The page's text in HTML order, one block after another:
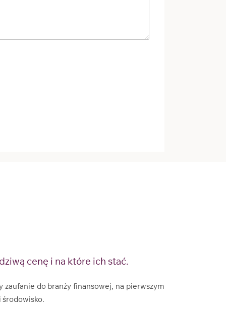
cenę i na które ich stać.
zaufanie do branży finansowej, na pierwszym
środowisko.